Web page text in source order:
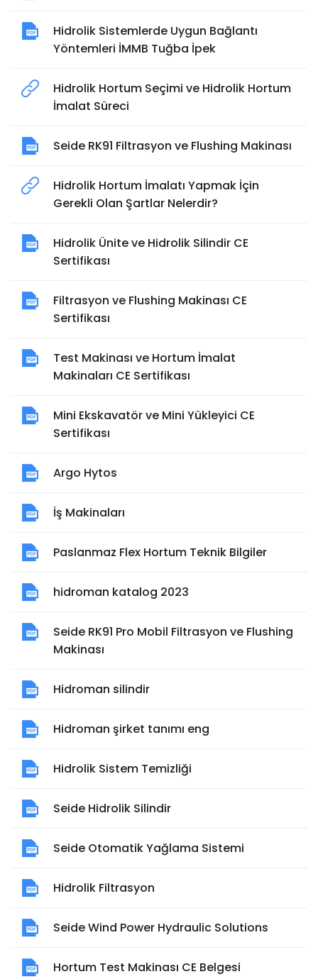
Hidrolik Sistemlerde Uygun Bağlantı
Yöntemleri İMMB Tuğba İpek
Hidrolik Hortum Seçimi ve Hidrolik Hortum
İmalat Süreci
Seide RK91 Filtrasyon ve Flushing Makinası
Hidrolik Hortum İmalatı Yapmak İçin
Gerekli Olan Şartlar Nelerdir?
Hidrolik Ünite ve Hidrolik Silindir CE
Sertifikası
Filtrasyon ve Flushing Makinası CE
Sertifikası
Test Makinası ve Hortum İmalat
Makinaları CE Sertifikası
Mini Ekskavatör ve Mini Yükleyici CE
Sertifikası
Argo Hytos
İş Makinaları
Paslanmaz Flex Hortum Teknik Bilgiler
hidroman katalog 2023
Seide RK91 Pro Mobil Filtrasyon ve Flushing
Makinası
Hidroman silindir
Hidroman şirket tanımı eng
Hidrolik Sistem Temizliği
Seide Hidrolik Silindir
Seide Otomatik Yağlama Sistemi
Hidrolik Filtrasyon
Seide Wind Power Hydraulic Solutions
Hortum Test Makinası CE Belgesi